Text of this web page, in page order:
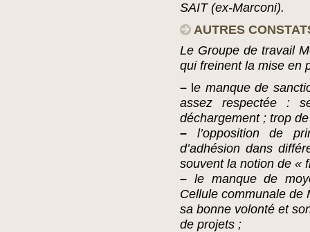
SAIT (ex-Marconi).
AUTRES
Le Groupe de travail
qui freinent la mise en
– le manque de
assez respectée :
déchargement ; trop
– l’opposition de
d’adhésion dans
souvent la notion de «
– le manque de
Cellule communale de
sa bonne volonté et
de projets ;